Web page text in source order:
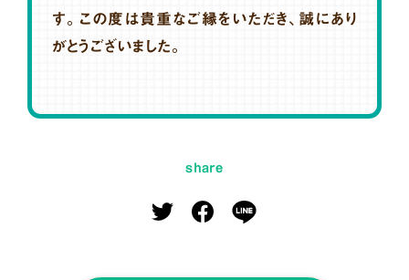
す。この度は貴重なご縁をいただき、誠にあり
がとうございました。
share